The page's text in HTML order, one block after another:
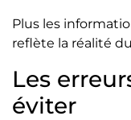
Plus les
reflète la réalité
Les
éviter